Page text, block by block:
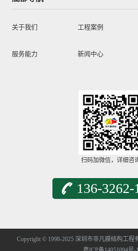
关于我们 工程案例
服务能力 新闻中心
扫码加微信，详细咨
136-3262-
Copyright © 1998-2025 深圳市非凡膜结构工程